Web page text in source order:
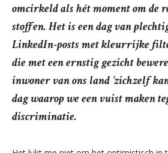
omcirkeld als hét moment om de
stoffen. Het is een dag van
LinkedIn-posts met kleurrijke
die met een ernstig gezicht
inwoner van ons land ‘zichzelf
dag waarop we een vuist maken
discriminatie.